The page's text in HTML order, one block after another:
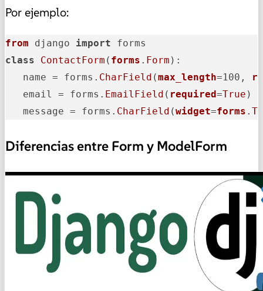
Por ejemplo:
from django import
class
ContactForm ( forms . Form ):
   name = forms.
CharField (max_length=100,
   email = forms.
EmailField ( required=True )
   message = forms.
CharField (widget=forms .
Diferencias entre Form y ModelForm